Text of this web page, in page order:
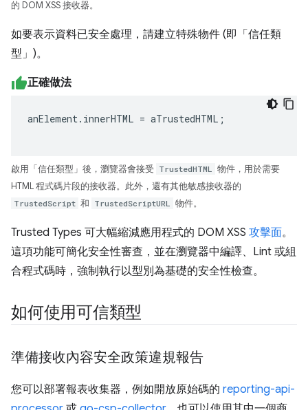
的 DOM XSS 接收器。
如要表示資料已安全處理，請建立特殊物件 (即「信任類
型」)。
正確做法
anElement. innerHTML = aTrustedHTML ;
啟用「信任類型」後，瀏覽器會接受 TrustedHTML
物件，用於需要
HTML 程式碼片段的接收器。此外，還有其他敏感接收器的
TrustedScript 和 TrustedScriptURL 物件。
Trusted Types 可大幅縮減應用程式的 DOM XSS 攻擊面。
這項功能可簡化安全性審查，並在瀏覽器中編譯、Lint 或組
合程式碼時，強制執行以型別為基礎的安全性檢查。
如何使用可信類型
準備接收內容安全政策違規報告
您可以部署報表收集器，例如開放原始碼的 reporting-api-